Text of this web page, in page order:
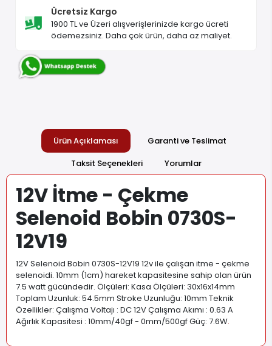
Ücretsiz Kargo
1900 TL ve Üzeri alışverişlerinizde kargo ücreti
ödemezsiniz. Daha çok ürün, daha az maliyet.
Ürün Açıklaması
Garanti ve Teslimat
Taksit Seçenekleri
Yorumlar
12V İtme - Çekme
Selenoid Bobin 0730S-
12V19
12V Selenoid Bobin 0730S-12V19 12v ile çalışan itme - çekme
selenoidi. 10mm (1cm) hareket kapasitesine sahip olan ürün
7.5 watt gücündedir. Ölçüleri: Kasa Ölçüleri: 30x16x14mm
Toplam Uzunluk: 54.5mm Stroke Uzunluğu: 10mm Teknik
Özellikler: Çalışma Voltajı : DC 12V Çalışma Akımı : 0.63 A
Ağırlık Kapasitesi : 10mm/40gf - 0mm/500gf Güç: 7.6W.